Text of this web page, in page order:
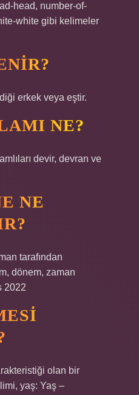
head, number-of-
white gibi kelimeler
erkek veya eştir.
NE?
devir, devran ve
NE
tarafından
dönem, zaman
2022
olan bir
yaş: Yaş –